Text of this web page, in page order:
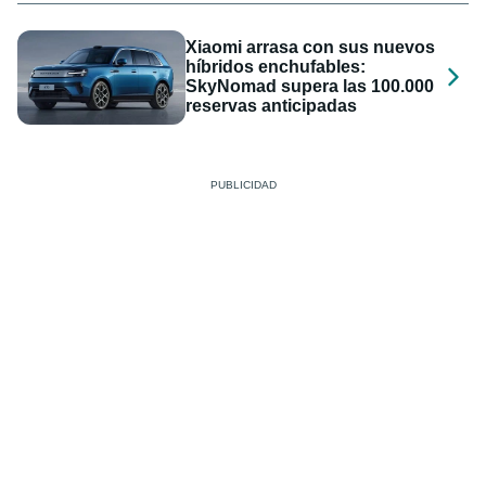
Xiaomi arrasa con sus nuevos
híbridos enchufables:
SkyNomad supera las 100.000
reservas anticipadas